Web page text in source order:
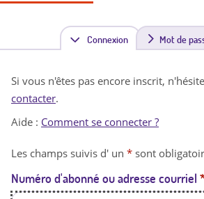
Connexion(
n
t
Mot de
Si vous n'êtes pas encore inscrit,
contacter.
Aide : Comment se connecter ?
Les champs suivis d' un * sont
Numéro d'abonné ou adresse courriel